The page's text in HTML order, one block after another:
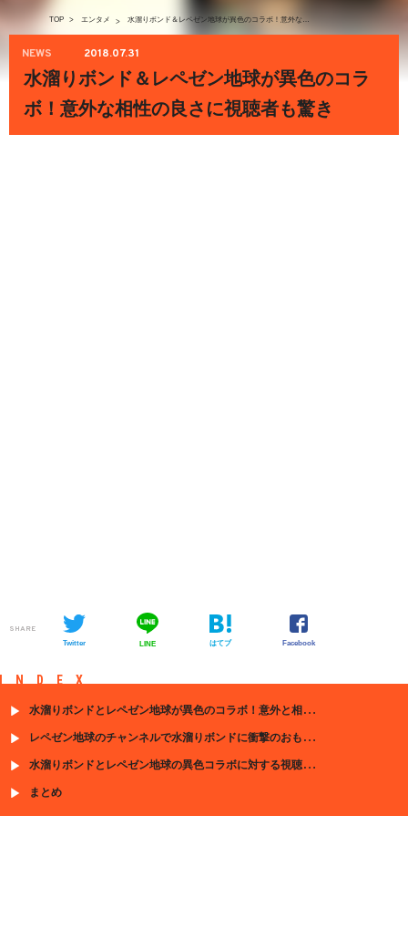
TOP > エンタメ > 水溜りボンド＆レペゼン地球が異色のコラボ！意外な相性の良さに視聴者も驚き
NEWS 2018.07.31
水溜りボンド＆レペゼン地球が異色のコラ
ボ！意外な相性の良さに視聴者も驚き
SHARE
Twitter LINE はてブ Facebook
INDEX
水溜りボンドとレペゼン地球が異色のコラボ！意外と相性が良い？
レペゼン地球のチャンネルで水溜りボンドに衝撃のおもてなし
水溜りボンドとレペゼン地球の異色コラボに対する視聴者の声
まとめ